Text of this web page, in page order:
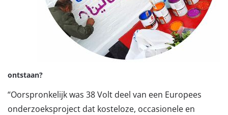
ontstaan?
“Oorspronkelijk was 38 Volt deel van een Europees
onderzoeksproject dat kosteloze, occasionele en